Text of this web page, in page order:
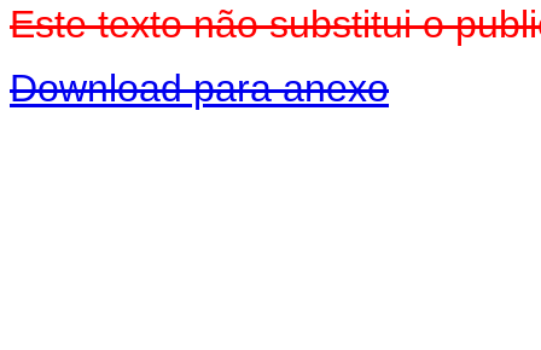
Este texto não substitui o
Download para anexo